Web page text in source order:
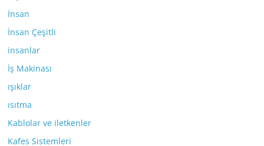
İnsan
İnsan Çeşitli
insanlar
İş Makinası
ışıklar
ısıtma
Kablolar ve iletkenler
Kafes Sistemleri